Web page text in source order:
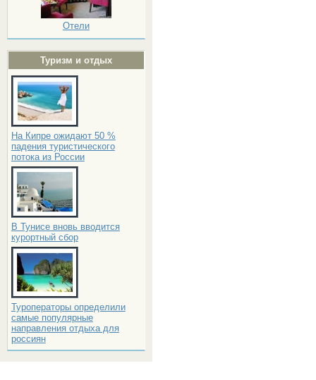
Отели
Туризм и отдых
На Кипре ожидают 50 %
падения туристического
потока из России
В Тунисе вновь вводится
курортный сбор
Туроператоры определили
самые популярные
направления отдыха для
россиян